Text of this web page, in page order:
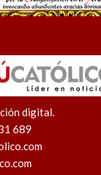
digital.
689